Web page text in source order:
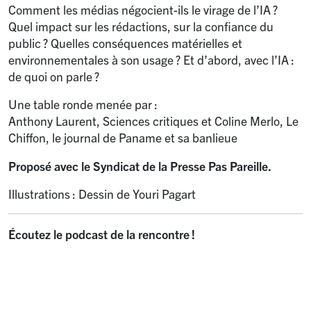
Comment les médias négocient-ils le virage de l’IA?
Quel impact sur les rédactions, sur la confiance du
public? Quelles conséquences matérielles et
environnementales à son usage? Et d’abord, avec l’IA :
de quoi on parle?
Une table ronde menée par :
Anthony Laurent, Sciences critiques et Coline Merlo, Le
Chiffon, le journal de Paname et sa banlieue
Proposé avec le Syndicat de la Presse Pas Pareille.
Illustrations : Dessin de Youri Pagart
Écoutez le podcast de la rencontre!